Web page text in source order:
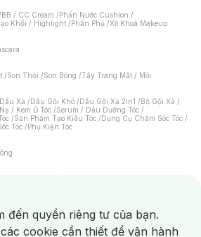
/BB / CC Cream /Phấn Nước Cushion /
Khối / Highlight /Phấn Phủ /Xịt Khoá Makeup
/Son Thỏi /Son Bóng /Tẩy Trang Mắt / Môi
Dầu Xả /Dầu Gội Khô /Dầu Gội Xả 2in1 /Bộ Gội Xả /
/ Kem Ủ Tóc /Serum / Dầu Dưỡng Tóc /
/Sản Phẩm Tạo Kiểu Tóc /Dụng Cụ Chăm Sóc Tóc /
Tóc /Phụ Kiện Tóc
Massage/Mặt Nạ Xông Hơi /Nước Rửa Tay/
Chải Đánh Răng /Bàn Chải Điện/
/Máy Tăm Nước/ Nước Súc Miệng/
đến quyền riêng tư của bạn.
cookie cần thiết để vận hành